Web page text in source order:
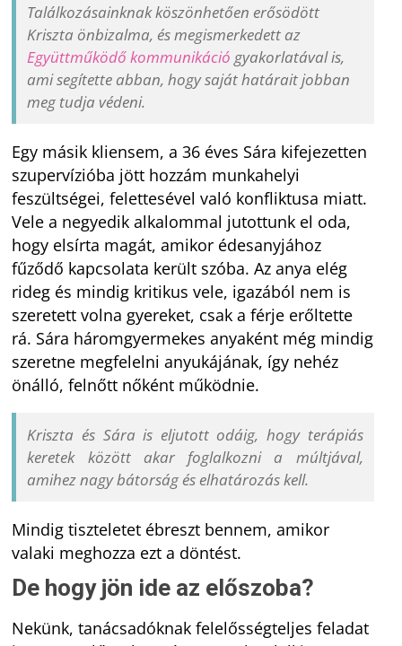
Találkozásainknak köszönhetően erősödött
Kriszta önbizalma, és megismerkedett az
Együttműködő kommunikáció gyakorlatával is,
ami segítette abban, hogy saját határait jobban
meg tudja védeni.
Egy másik kliensem, a 36 éves Sára kifejezetten
szupervízióba jött hozzám munkahelyi
feszültségei, felettesével való konfliktusa miatt.
Vele a negyedik alkalommal jutottunk el oda,
hogy elsírta magát, amikor édesanyjához
fűződő kapcsolata került szóba. Az anya elég
rideg és mindig kritikus vele, igazából nem is
szeretett volna gyereket, csak a férje erőltette
rá. Sára háromgyermekes anyaként még mindig
szeretne megfelelni anyukájának, így nehéz
önálló, felnőtt nőként működnie.
Kriszta és Sára is eljutott odáig, hogy terápiás
keretek között akar foglalkozni a múltjával,
amihez nagy bátorság és elhatározás kell.
Mindig tiszteletet ébreszt bennem, amikor
valaki meghozza ezt a döntést.
De hogy jön ide az előszoba?
Nekünk, tanácsadóknak felelősségteljes feladat